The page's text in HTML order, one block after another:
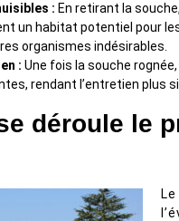
: En retirant la
un habitat potentiel pour
organismes indésirables.
: Une fois la souche
rendant l’entretien plus
déroule le